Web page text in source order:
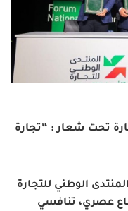
تحت شعار : “تجارة
الوطني للتجارة
المغرب 2030: قطاع عصري، تنافسي